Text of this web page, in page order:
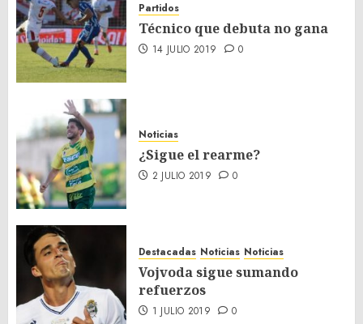
Partidos
Técnico que debuta no gana
14 JULIO 2019 0
Noticias
¿Sigue el rearme?
2 JULIO 2019 0
Destacadas Noticias Noticias
Vojvoda sigue sumando
refuerzos
1 JULIO 2019 0